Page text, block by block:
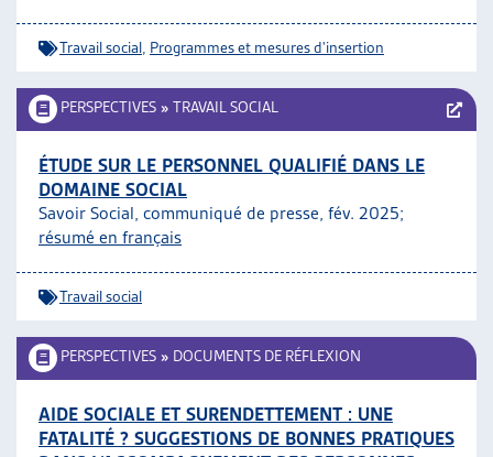
Travail social Programmes et mesures d'insertion
PERSPECTIVES » TRAVAIL SOCIAL
ÉTUDE SUR LE PERSONNEL QUALIFIÉ DANS LE
DOMAINE SOCIAL
Savoir Social, communiqué de presse, fév. 2025;
résumé en français
Travail social
PERSPECTIVES » DOCUMENTS DE RÉFLEXION
AIDE SOCIALE ET SURENDETTEMENT : UNE
FATALITÉ ? SUGGESTIONS DE BONNES PRATIQUES